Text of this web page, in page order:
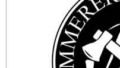
Recht & Wirtschaft
Soziales &
Verband & Innungen
Interviews